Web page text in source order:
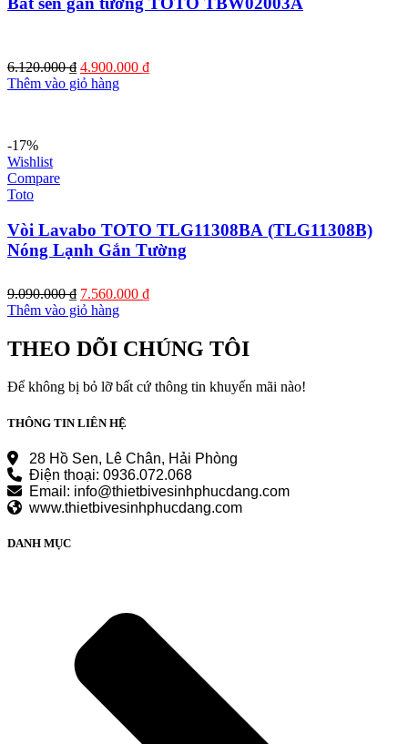
6.120.000₫ Giá
gốc
4.900.000 ₫Giá
Thêm vào giỏ hàng
-17%
Wishlist
Compare
Toto
Vòi Lavabo TOTO TLG11308BA (TLG11308B)
Nóng Lạnh Gắn Tường
9.090.000₫ Giá
gốc
9.090.000 ₫.
7.560.000 ₫Giá
là:
7.560.000 ₫.
Thêm vào giỏ hàng
THEO DÕI CHÚNG TÔI
Để không bị bỏ lỡ bất cứ thông tin khuyến mãi nào!
THÔNG TIN LIÊN HỆ
28 Hồ Sen, Lê Chân, Hải Phòng
Điện thoại: 0936.072.068
Email: info@thietbivesinhphucdang.com
www.thietbivesinhphucdang.com
DANH MỤC